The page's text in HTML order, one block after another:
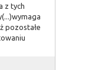
z tych
pozostałe